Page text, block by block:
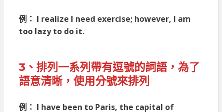
例： I realize I need exercise; however, I am
too lazy to do it.
3、排列一系列帶有逗號的詞語，為了
語意清晰，使用分號來排列
例： I have been to Paris, the capital of